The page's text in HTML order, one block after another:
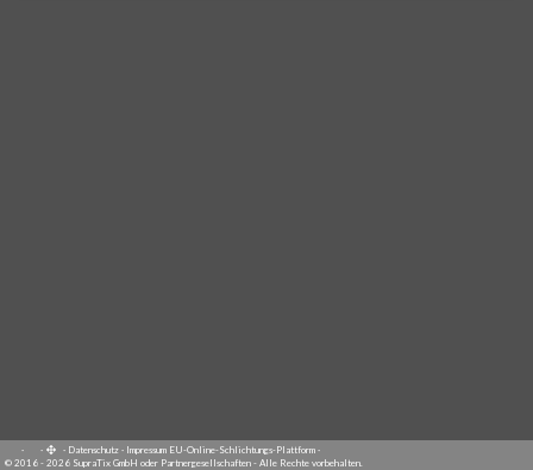
· · · Datenschutz · Impressum EU-Online-Schlichtungs-Plattform ·
© 2016 - 2026 SupraTix GmbH oder Partnergesellschaften - Alle Rechte vorbehalten.